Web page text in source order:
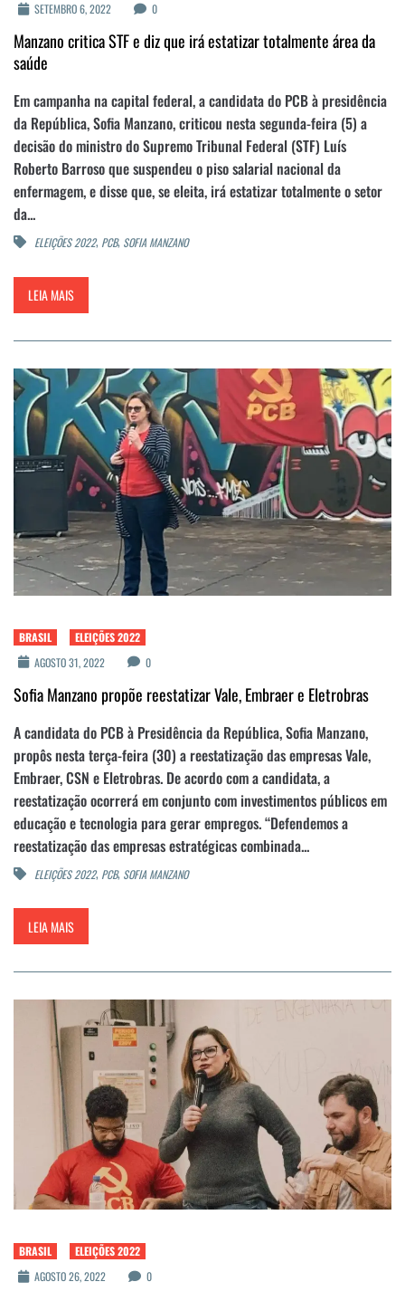
SETEMBRO 6, 2022
0
Manzano critica STF e diz que irá estatizar totalmente área da
saúde
Em campanha na capital federal, a candidata do PCB à presidência
da República, Sofia Manzano, criticou nesta segunda-feira (5) a
decisão do ministro do Supremo Tribunal Federal (STF) Luís
Roberto Barroso que suspendeu o piso salarial nacional da
enfermagem, e disse que, se eleita, irá estatizar totalmente o setor
da...
ELEIÇÕES 2022, PCB, SOFIA MANZANO
LEIA MAIS
BRASIL
ELEIÇÕES 2022
AGOSTO 31, 2022
0
Sofia Manzano propõe reestatizar Vale, Embraer e Eletrobras
A candidata do PCB à Presidência da República, Sofia Manzano,
propôs nesta terça-feira (30) a reestatização das empresas Vale,
Embraer, CSN e Eletrobras. De acordo com a candidata, a
reestatização ocorrerá em conjunto com investimentos públicos em
educação e tecnologia para gerar empregos. “Defendemos a
reestatização das empresas estratégicas combinada...
ELEIÇÕES 2022, PCB, SOFIA MANZANO
LEIA MAIS
BRASIL
ELEIÇÕES 2022
AGOSTO 26, 2022
0